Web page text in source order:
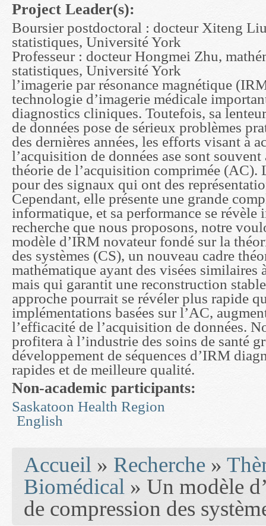
Project Leader(s):
Boursier postdoctoral : docteur Xiteng
statistiques, Université York
Professeur : docteur Hongmei Zhu,
statistiques, Université York
l’imagerie par résonance magnétique
technologie d’imagerie médicale
diagnostics cliniques. Toutefois, sa
de données pose de sérieux problèmes
des dernières années, les efforts visant à
l’acquisition de données ase sont
théorie de l’acquisition comprimée (AC).
pour des signaux qui ont des
Cependant, elle présente une grande
informatique, et sa performance se révèle
recherche que nous proposons, notre
modèle d’IRM novateur fondé sur la
des systèmes (CS), un nouveau cadre
mathématique ayant des visées similaires
mais qui garantit une reconstruction
approche pourrait se révéler plus rapide
implémentations basées sur l’AC,
l’efficacité de l’acquisition de données.
profitera à l’industrie des soins de santé
développement de séquences d’IRM
rapides et de meilleure qualité.
Non-academic participants:
Saskatoon Health Region
English
Accueil » Recherche »
Biomédical » Un modèle
de compression des